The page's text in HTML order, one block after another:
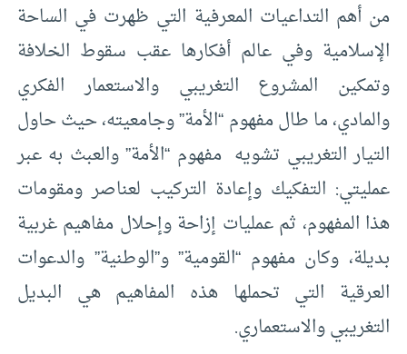
من أهم التداعيات المعرفية التي ظهرت في الساحة
الإسلامية وفي عالم أفكارها عقب سقوط الخلافة
وتمكين المشروع التغريبي والاستعمار الفكري
والمادي، ما طال مفهوم “الأمة” وجامعيته، حيث حاول
التيار التغريبي تشويه مفهوم “الأمة” والعبث به عبر
عمليتي: التفكيك وإعادة التركيب لعناصر ومقومات
هذا المفهوم، ثم عمليات إزاحة وإحلال مفاهيم غربية
بديلة، وكان مفهوم “القومية” و”الوطنية” والدعوات
العرقية التي تحملها هذه المفاهيم هي البديل
التغريبي والاستعماري.